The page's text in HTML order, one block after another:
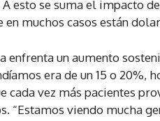
esto se suma el impacto
en muchos casos están
enfrenta un aumento
era de un 15 o 20%,
cada vez más pacientes
“Estamos viendo mucha